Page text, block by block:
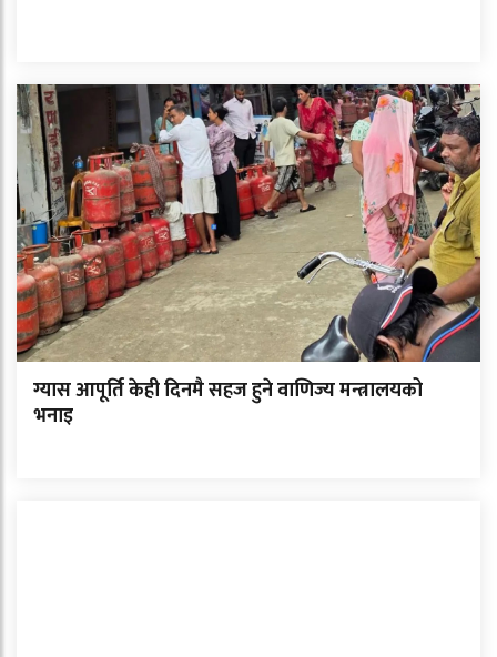
ग्यास आपूर्ति केही दिनमै सहज हुने वाणिज्य मन्त्रालयको
भनाइ